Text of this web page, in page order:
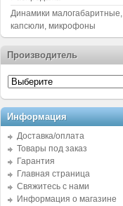
Динамики малогабаритные,
капсюли, микрофоны
Производитель
Информация
Доставка/оплата
Товары под заказ
Гарантия
Главная страница
Свяжитесь с нами
Информация о магазине